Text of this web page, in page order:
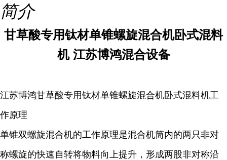
简介
甘草酸专用钛材单锥螺旋混合机卧式混料
机 江苏博鸿混合设备
江苏博鸿甘草酸专用钛材单锥螺旋混合机卧式混料机工
作原理
单锥双螺旋混合机的工作原理是混合机筒内的两只非对
称螺旋的快速自转将物料向上提升，形成两股非对称沿